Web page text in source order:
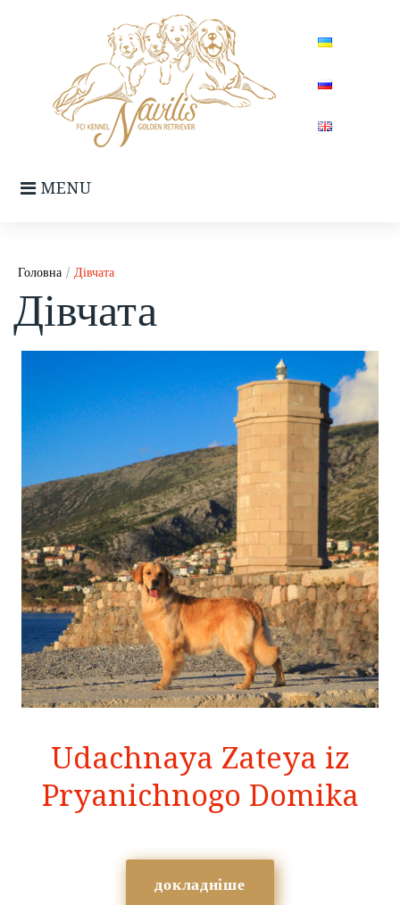
MENU
Головна / Дівчата
Дівчата
Дівчата
Udachnaya Zateya iz
Pryanichnogo Domika
докладніше